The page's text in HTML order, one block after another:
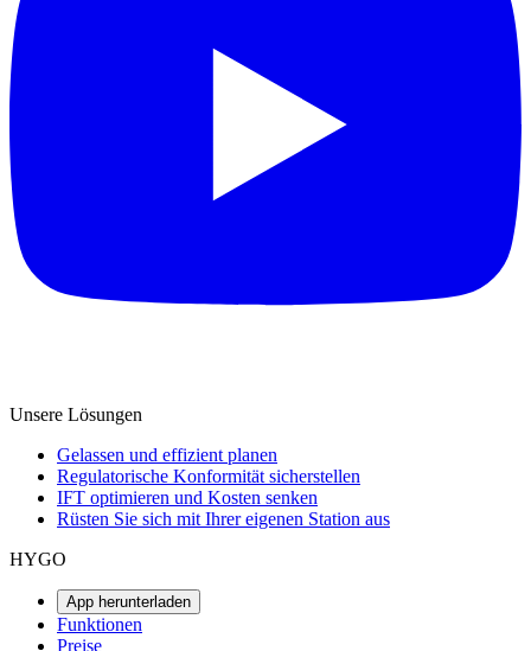
Unsere Lösungen
Gelassen und effizient planen
Regulatorische Konformität sicherstellen
IFT optimieren und Kosten senken
Rüsten Sie sich mit Ihrer eigenen Station aus
HYGO
App herunterladen
Funktionen
Preise